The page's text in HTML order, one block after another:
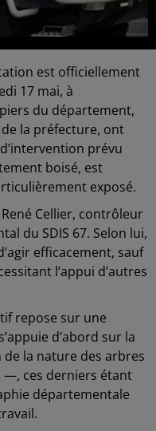
est officiellement
17 mai, à
du département,
la préfecture, ont
prévu
boisé, est
exposé.
Cellier, contrôleur
du SDIS 67. Selon lui,
efficacement, sauf
l’appui d’autres
repose sur une
d’abord sur la
la nature des arbres
ces derniers étant
départementale